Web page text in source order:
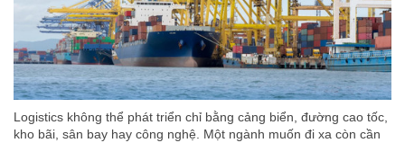
Logistics không thể phát triển chỉ bằng cảng biển, đường cao tốc,
kho bãi, sân bay hay công nghệ. Một ngành muốn đi xa còn cần